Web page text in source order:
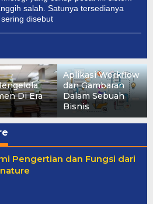
salah. Satunya tersedianya
disebut
Di Era
Aplikasi Workflow
dan Gambaran
Dalam Sebuah
Bisnis
Pengertian dan Fungsi dari